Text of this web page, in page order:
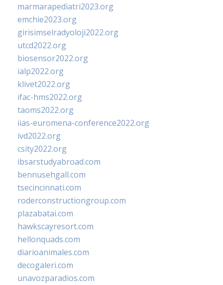
marmarapediatri2023.org
emchie2023.org
girisimselradyoloji2022.org
utcd2022.org
biosensor2022.org
ialp2022.org
klivet2022.org
ifac-hms2022.org
taoms2022.org
iias-euromena-conference2022.org
ivd2022.org
csity2022.org
ibsarstudyabroad.com
bennusehgall.com
tsecincinnati.com
roderconstructiongroup.com
plazabatai.com
hawkscayresort.com
hellonquads.com
diarioanimales.com
decogaleri.com
unavozparadios.com